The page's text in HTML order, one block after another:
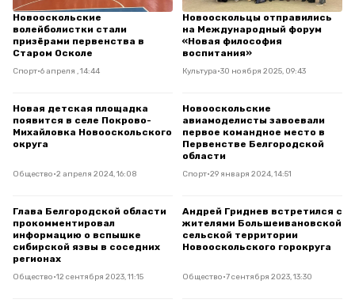
Новооскольские
волейболистки стали
призёрами первенства в
Старом Осколе
Спорт•6 апреля , 14:44
Новооскольцы отправились
на Международный форум
«Новая философия
воспитания»
Культура•30 ноября 2025, 09:43
Новая детская площадка
появится в селе Покрово-
Михайловка Новооскольского
округа
Общество•2 апреля 2024, 16:08
Новооскольские
авиамоделисты завоевали
первое командное место в
Первенстве Белгородской
области
Спорт•29 января 2024, 14:51
Глава Белгородской области
прокомментировал
информацию о вспышке
сибирской язвы в соседних
регионах
Общество•12 сентября 2023, 11:15
Андрей Гриднев встретился с
жителями Большеивановской
сельской территории
Новооскольского горокруга
Общество•7 сентября 2023, 13:30